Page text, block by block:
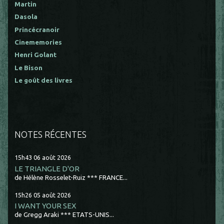
Martin
Dasola
Princécranoir
Cinememories
Henri Golant
Le Bison
Le goût des livres
NOTES RÉCENTES
15h43 06 août 2026
LE TRIANGLE D'OR
de Hélène Rosselet-Ruiz *** FRANCE...
15h26 05 août 2026
I WANT YOUR SEX
de Gregg Araki *** ETATS-UNIS...